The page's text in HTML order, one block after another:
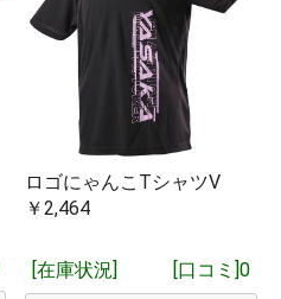
ロゴにゃんこTシャツⅤ
￥2,464
[在庫状況] [口コミ]0